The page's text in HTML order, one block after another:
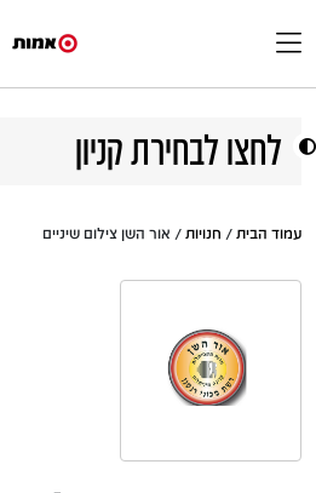
לחצו לבחירת קניון
עמוד הבית / חנויות / אור השן צילום שיניים